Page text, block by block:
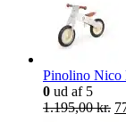
var:
Pinolino Nico
0 ud af 5
1.195,00kr.